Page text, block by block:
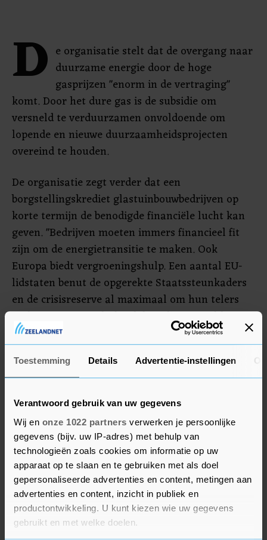
Toestemming Details Advertentie-instellingen
Verantwoord gebruik van uw gegevens
Wij en onze 1022 partners verwerken je persoonlijke
gegevens (bijv. uw IP-adres) met behulp van
technologieën zoals cookies om informatie op uw
apparaat op te slaan en te gebruiken met als doel
gepersonaliseerde advertenties en content, metingen aan
advertenties en content, inzicht in publiek en
productontwikkeling. U kunt kiezen wie uw gegevens
gebruikt en met welke doelen.
D e organisatie stelt dat de overgang naar
duurzame energie door de hoge
gasprijzen "enorm in de vertraging"
komt. Door het dure gas is de subsidie om
versneld te verduurzamen onvoldoende om
lopende en nieuwe duurzaamheidsprojecten
overeind te houden.
De organisatie zegt verder dat een
borgstellingskrediet glastuinbouwbedrijven op
korte termijn de benodigde financiële lucht kan
geven. "Bedrijven moeten immers financieel fit
zijn om de energietransitie te maken. Ook
Europa biedt vergroeningshulp. Een aantal EU-
lidstaten benut de opgerekte Staatssteunkaders
en de crisisreserve al maximaal om hun telers
ondersteunen. Nederland doet dit niet", aldus
Glastuinbouw Nederland. "Dit leidt tot oneerlijke
concurrentie, de kostprijzen voor de Nederlandse
teler zijn fors hoger dan die voor buitenlandse
telers", vervolgt de belangenclub.